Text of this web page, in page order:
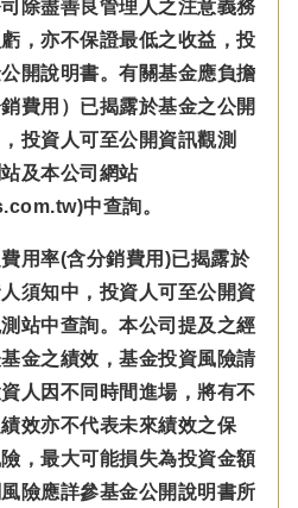
除盡善良管理人之注意義務
，亦不保證最低之收益，投
開說明書。有關基金應負擔
費用）已揭露於基金之公開
投資人可至公開資訊觀測
及本公司網站
中查詢。
用率(含分銷費用)已揭露於
須知中，投資人可至公開資
站中查詢。本公司提及之經
金之績效，基金投資風險請
人因不同時間進場，將有不
效亦不代表未來績效之保
，最大可能損失為投資金額
險應詳參基金公開說明書所